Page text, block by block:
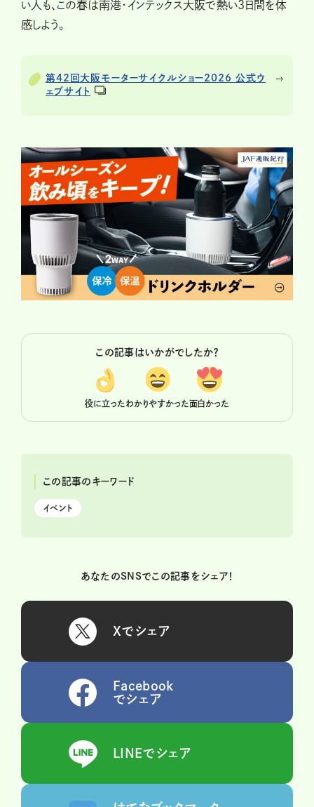
い人も、この春は南港・インテックス大阪で熱い3日間を体
感しよう。
第42回大阪モーターサイクルショー2026 公式ウ
ェブサイト
この記事はいかがでしたか？
役に立ったわかりやすかった面白かった
この記事のキーワード
イベント
あなたのSNSでこの記事をシェア！
Xでシェア
Facebook
でシェア
LINEでシェア